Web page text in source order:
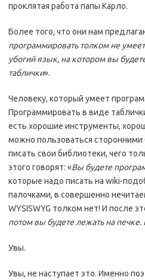
проклятая работа папы Карло.
Более того, что они нам
программировать толком не
убогий язык, на котором вы
таблички».
Человеку, который умеет
Программировать в виде
есть хорошие инструменты,
можно пользоваться
писать свои библиотеки, чего
этого говорят: «Вы будете
которые надо писать на wiki-
палочками, в совершенно
WYSISWYG толком нет! И после
потом вы будете лежать на
Увы.
Увы, не наступает это. Именно